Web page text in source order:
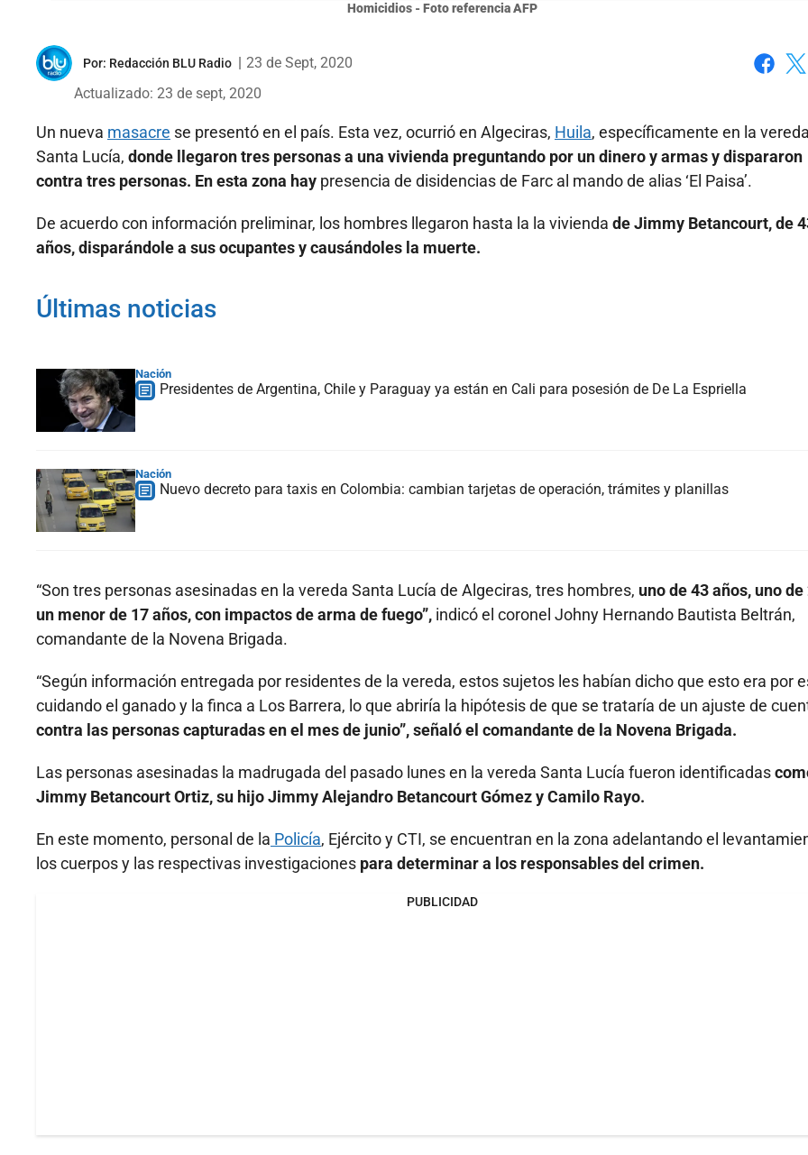
Homicidios - Foto referencia AFP
Por: Redacción BLU Radio
23 de Sept, 2020
Actualizado: 23 de sept, 2020
Un nueva masacre se presentó en el país. Esta vez, ocurrió en Algeciras, Huila, específicamente en la vereda
Santa Lucía, donde llegaron tres personas a una vivienda preguntando por un dinero y armas y dispararon
contra tres personas. En esta zona hay presencia de disidencias de Farc al mando de alias ‘El Paisa’.
De acuerdo con información preliminar, los hombres llegaron hasta la la vivienda de Jimmy Betancourt, de
años, disparándole a sus ocupantes y causándoles la muerte.
Últimas noticias
Nación
Presidentes de Argentina, Chile y Paraguay ya están en Cali para posesión de De La Espriella
Nación
Nuevo decreto para taxis en Colombia: cambian tarjetas de operación, trámites y planillas
“Son tres personas asesinadas en la vereda Santa Lucía de Algeciras, tres hombres, uno de 43 años, uno de
un menor de 17 años, con impactos de arma de fuego”, indicó el coronel Johny Hernando Bautista Beltrán,
comandante de la Novena Brigada.
“Según información entregada por residentes de la vereda, estos sujetos les habían dicho que esto era por
cuidando el ganado y la finca a Los Barrera, lo que abriría la hipótesis de que se trataría de un ajuste de
contra las personas capturadas en el mes de junio”, señaló el comandante de la Novena Brigada.
Las personas asesinadas la madrugada del pasado lunes en la vereda Santa Lucía fueron identificadas
Jimmy Betancourt Ortiz, su hijo Jimmy Alejandro Betancourt Gómez y Camilo Rayo.
En este momento, personal de la Policía, Ejército y CTI, se encuentran en la zona adelantando el
los cuerpos y las respectivas investigaciones para determinar a los responsables del crimen.
PUBLICIDAD